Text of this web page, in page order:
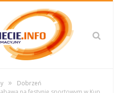
»
Dobrzeń